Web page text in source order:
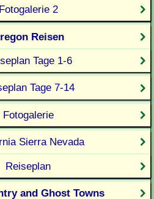
Fotogalerie 2
Reisen
Tage 1-6
Tage 7-14
Fotogalerie
Sierra Nevada
Reiseplan
and Ghost Towns